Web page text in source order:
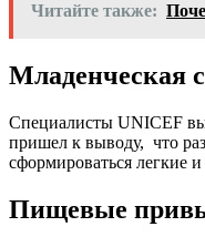
Читайте также:
Младенческая
Специалисты UNICEF
пришел к выводу, что
сформироваться легкие
Пищевые